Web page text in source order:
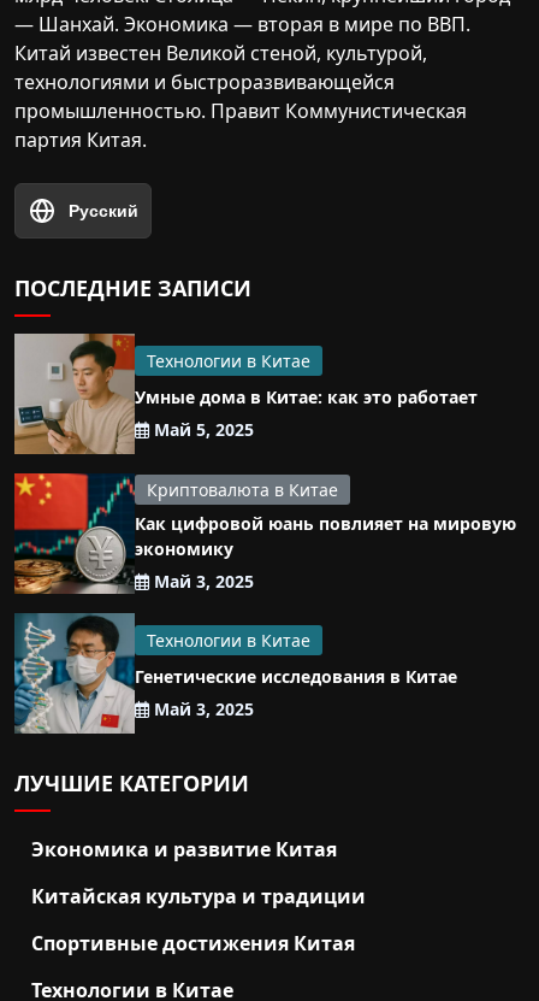
— Шанхай. Экономика — вторая в мире по ВВП.
Китай известен Великой стеной, культурой,
технологиями и быстроразвивающейся
промышленностью. Правит Коммунистическая
партия Китая.
Русский
ПОСЛЕДНИЕ ЗАПИСИ
Технологии в Китае
Умные дома в Китае: как это работает
Май 5, 2025
Криптовалюта в Китае
Как цифровой юань повлияет на мировую
экономику
Май 3, 2025
Технологии в Китае
Генетические исследования в Китае
Май 3, 2025
ЛУЧШИЕ КАТЕГОРИИ
Экономика и развитие Китая
Китайская культура и традиции
Спортивные достижения Китая
Технологии в Китае